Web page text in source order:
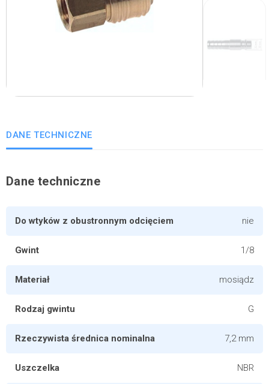
DANE TECHNICZNE
Dane techniczne
Do wtyków z obustronnym odcięciem nie
Gwint 1/8
Materiał mosiądz
Rodzaj gwintu G
Rzeczywista średnica nominalna 7,2 mm
Uszczelka NBR